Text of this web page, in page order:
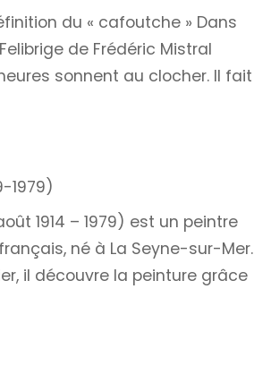
du « cafoutche » Dans
de Frédéric Mistral
sonnent au clocher. Il fait
1979)
1914 – 1979) est un peintre
né à La Seyne-sur-Mer.
il découvre la peinture grâce